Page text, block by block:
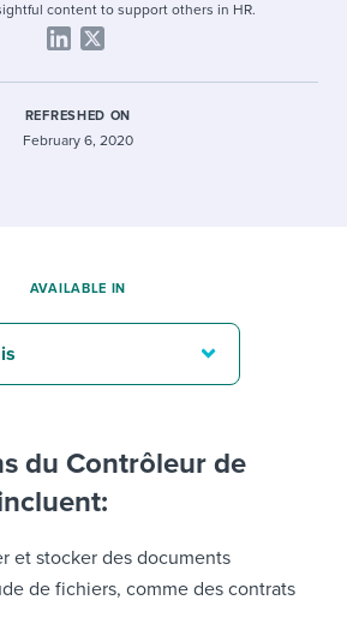
content to support others in HR.
REFRESHED ON
February 6, 2020
du Contrôleur de
et stocker des documents
de fichiers, comme des contrats
AVAILABLE IN